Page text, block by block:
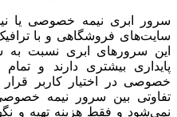
سرور ابری نیمه خصوصی یا
سایت‌های فروشگاهی و با ترافیک
این سرورهای ابری نسبت
پایداری بیشتری دارند و
خصوصی در اختیار کاربر قرار
تفاوتی بین سرور نیمه
نمی‌شود و فقط هزینه تهیه و